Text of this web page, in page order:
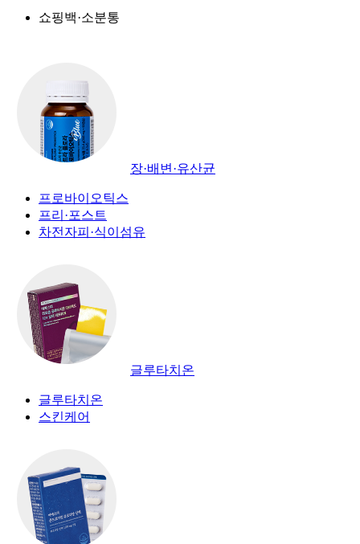
쇼핑백·소분통
장·배변·유산균
프로바이오틱스
프리·포스트
차전자피·식이섬유
글루타치온
글루타치온
스킨케어